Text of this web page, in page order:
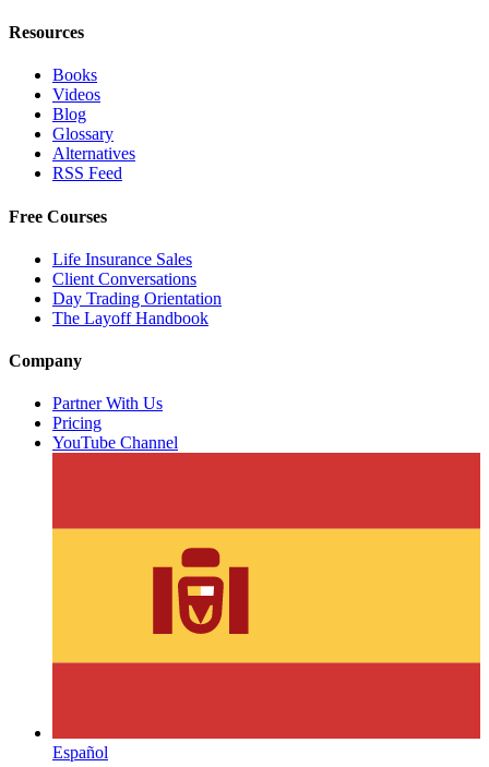
Resources
Books
Videos
Blog
Glossary
Alternatives
RSS Feed
Free Courses
Life Insurance Sales
Client Conversations
Day Trading Orientation
The Layoff Handbook
Company
Partner With Us
Pricing
YouTube Channel
Español